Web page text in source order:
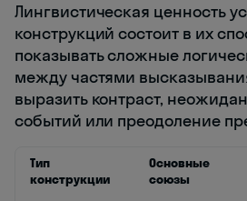
Лингвистическая ценность
конструкций состоит в их
показывать сложные
между частями
выразить контраст,
событий или преодоление
Тип
конструкции
Основные
союзы